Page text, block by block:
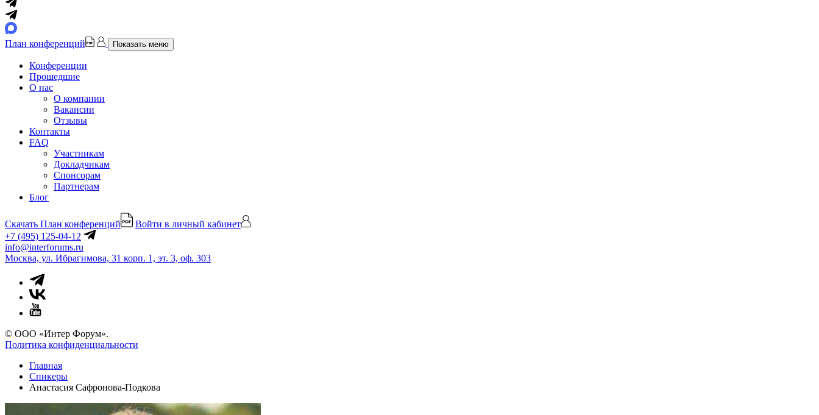
План конференций Показать меню
Конференции
Прошедшие
О нас
О компании
Вакансии
Отзывы
Контакты
FAQ
Участникам
Докладчикам
Спонсорам
Партнерам
Блог
Скачать План конференций
Войти в личный кабинет
+7 (495) 125-04-12
info@interforums.ru
Москва, ул. Ибрагимова, 31 корп. 1, эт. 3, оф. 303
© ООО «Интер Форум».
Политика конфиденциальности
Главная
Спикеры
Анастасия Сафронова-Подкова